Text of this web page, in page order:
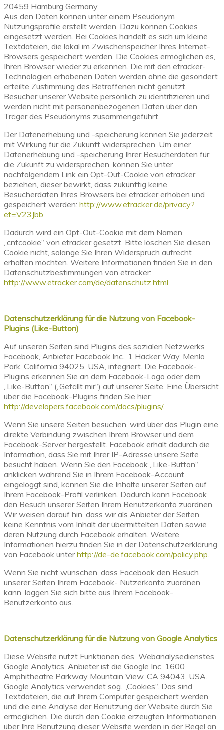
20459 Hamburg Germany.
Aus den Daten können unter einem Pseudonym
Nutzungsprofile erstellt werden. Dazu können Cookies
eingesetzt werden. Bei Cookies handelt es sich um kleine
Textdateien, die lokal im Zwischenspeicher Ihres Internet-
Browsers gespeichert werden. Die Cookies ermöglichen es,
Ihren Browser wieder zu erkennen. Die mit den etracker-
Technologien erhobenen Daten werden ohne die gesondert
erteilte Zustimmung des Betroffenen nicht genutzt,
Besucher unserer Website persönlich zu identifizieren und
werden nicht mit personenbezogenen Daten über den
Träger des Pseudonyms zusammengeführt.
Der Datenerhebung und -speicherung können Sie jederzeit
mit Wirkung für die Zukunft widersprechen. Um einer
Datenerhebung und -speicherung Ihrer Besucherdaten für
die Zukunft zu widersprechen, können Sie unter
nachfolgendem Link ein Opt-Out-Cookie von etracker
beziehen, dieser bewirkt, dass zukünftig keine
Besucherdaten Ihres Browsers bei etracker erhoben und
gespeichert werden: http://www.etracker.de/privacy?
et=V23Jbb
Dadurch wird ein Opt-Out-Cookie mit dem Namen
„cntcookie“ von etracker gesetzt. Bitte löschen Sie diesen
Cookie nicht, solange Sie Ihren Widerspruch aufrecht
erhalten möchten. Weitere Informationen finden Sie in den
Datenschutzbestimmungen von etracker:
http://www.etracker.com/de/datenschutz.html
Datenschutzerklärung für die Nutzung von Facebook-
Plugins (Like-Button)
Auf unseren Seiten sind Plugins des sozialen Netzwerks
Facebook, Anbieter Facebook Inc., 1 Hacker Way, Menlo
Park, California 94025, USA, integriert. Die Facebook-
Plugins erkennen Sie an dem Facebook-Logo oder dem
„Like-Button“ („Gefällt mir“) auf unserer Seite. Eine Übersicht
über die Facebook-Plugins finden Sie hier:
http://developers.facebook.com/docs/plugins/.
Wenn Sie unsere Seiten besuchen, wird über das Plugin eine
direkte Verbindung zwischen Ihrem Browser und dem
Facebook-Server hergestellt. Facebook erhält dadurch die
Information, dass Sie mit Ihrer IP-Adresse unsere Seite
besucht haben. Wenn Sie den Facebook „Like-Button“
anklicken während Sie in Ihrem Facebook-Account
eingeloggt sind, können Sie die Inhalte unserer Seiten auf
Ihrem Facebook-Profil verlinken. Dadurch kann Facebook
den Besuch unserer Seiten Ihrem Benutzerkonto zuordnen.
Wir weisen darauf hin, dass wir als Anbieter der Seiten
keine Kenntnis vom Inhalt der übermittelten Daten sowie
deren Nutzung durch Facebook erhalten. Weitere
Informationen hierzu finden Sie in der Datenschutzerklärung
von Facebook unterhttp://de-de.facebook.com/policy.php
Wenn Sie nicht wünschen, dass Facebook den Besuch
unserer Seiten Ihrem Facebook- Nutzerkonto zuordnen
kann, loggen Sie sich bitte aus Ihrem Facebook-
Benutzerkonto aus.
Datenschutzerklärung für die Nutzung von Google Analytics
Diese Website nutzt Funktionen des Webanalysedienstes
Google Analytics. Anbieter ist die Google Inc. 1600
Amphitheatre Parkway Mountain View, CA 94043, USA.
Google Analytics verwendet sog. „Cookies“. Das sind
Textdateien, die auf Ihrem Computer gespeichert werden
und die eine Analyse der Benutzung der Website durch Sie
ermöglichen. Die durch den Cookie erzeugten Informationen
über Ihre Benutzung dieser Website werden in der Regel an